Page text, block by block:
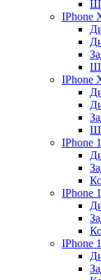
IPhone
IPhone
IPhone
IPhone
IPhone